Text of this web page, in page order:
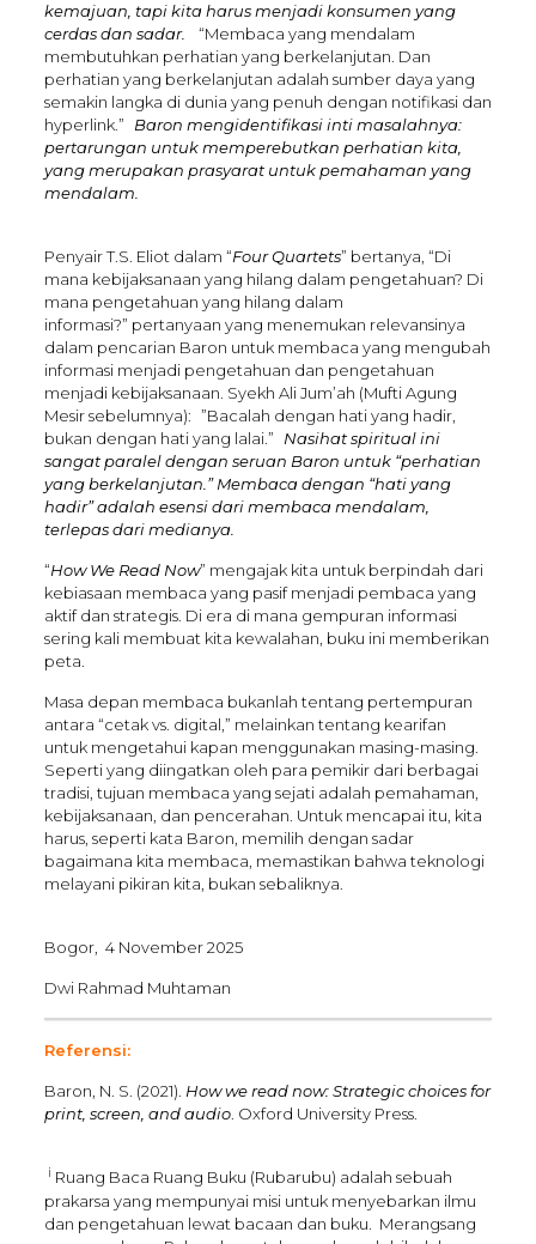
kemajuan, tapi kita harus menjadi konsumen yang
cerdas dan sadar. “Membaca yang mendalam
membutuhkan perhatian yang berkelanjutan. Dan
perhatian yang berkelanjutan adalah sumber daya yang
semakin langka di dunia yang penuh dengan notifikasi dan
hyperlink.” Baron mengidentifikasi inti masalahnya:
pertarungan untuk memperebutkan perhatian kita,
yang merupakan prasyarat untuk pemahaman yang
mendalam.
Penyair T.S. Eliot dalam “Four Quartets” bertanya, “Di
mana kebijaksanaan yang hilang dalam pengetahuan? Di
mana pengetahuan yang hilang dalam
informasi?” pertanyaan yang menemukan relevansinya
dalam pencarian Baron untuk membaca yang mengubah
informasi menjadi pengetahuan dan pengetahuan
menjadi kebijaksanaan. Syekh Ali Jum’ah (Mufti Agung
Mesir sebelumnya): ”Bacalah dengan hati yang hadir,
bukan dengan hati yang lalai.” Nasihat spiritual ini
sangat paralel dengan seruan Baron untuk “perhatian
yang berkelanjutan.” Membaca dengan “hati yang
hadir” adalah esensi dari membaca mendalam,
terlepas dari medianya.
“How We Read Now” mengajak kita untuk berpindah dari
kebiasaan membaca yang pasif menjadi pembaca yang
aktif dan strategis. Di era di mana gempuran informasi
sering kali membuat kita kewalahan, buku ini memberikan
peta.
Masa depan membaca bukanlah tentang pertempuran
antara “cetak vs. digital,” melainkan tentang kearifan
untuk mengetahui kapan menggunakan masing-masing.
Seperti yang diingatkan oleh para pemikir dari berbagai
tradisi, tujuan membaca yang sejati adalah pemahaman,
kebijaksanaan, dan pencerahan. Untuk mencapai itu, kita
harus, seperti kata Baron, memilih dengan sadar
bagaimana kita membaca, memastikan bahwa teknologi
melayani pikiran kita, bukan sebaliknya.
Bogor, 4 November 2025
Dwi Rahmad Muhtaman
Referensi:
Baron, N. S. (2021). How we read now: Strategic choices for
print, screen, and audio. Oxford University Press.
i Ruang Baca Ruang Buku (Rubarubu) adalah sebuah
prakarsa yang mempunyai misi untuk menyebarkan ilmu
dan pengetahuan lewat bacaan dan buku. Merangsang